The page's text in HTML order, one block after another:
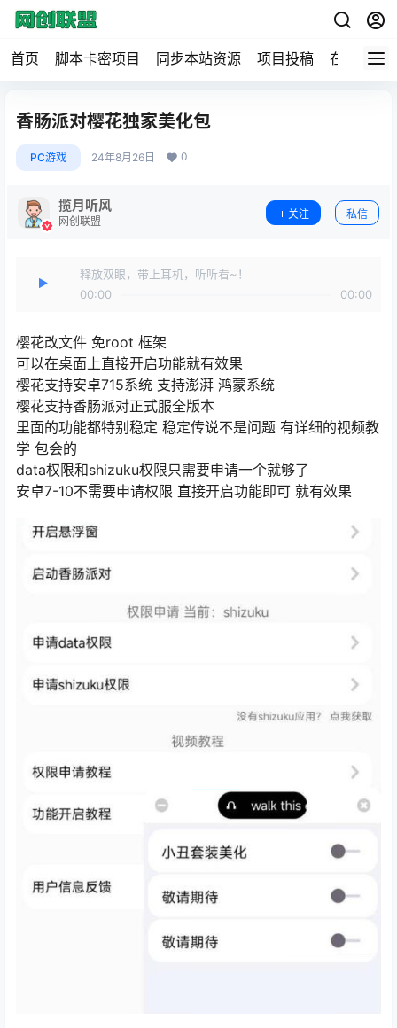
首页 脚本卡密项目 同步本站资源 项目投稿 在线工具
香肠派对樱花独家美化包
PC游戏 24年8月26日 0
揽月听风
网创联盟
关注 私信
释放双眼，带上耳机，听听看~！
00:00
00:00
樱花改文件 免root 框架
可以在桌面上直接开启功能就有效果
樱花支持安卓715系统 支持澎湃 鸿蒙系统
樱花支持香肠派对正式服全版本
里面的功能都特别稳定 稳定传说不是问题 有详细的视频教
学 包会的
data权限和shizuku权限只需要申请一个就够了
安卓7-10不需要申请权限 直接开启功能即可 就有效果